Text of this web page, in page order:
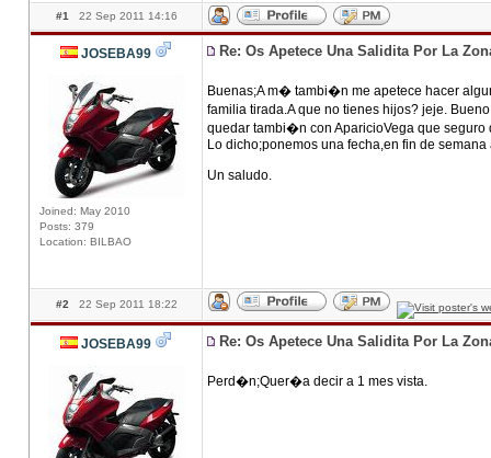
#1 22 Sep 2011 14:16
JOSEBA99
Joined: May 2010
Posts: 379
Location: BILBAO
Re: Os Apetece Una Salidita Por La
Buenas;A m� tambi�n me apetece hacer
familia tirada.A que no tienes hijos? jeje.
quedar tambi�n con AparicioVega que
Lo dicho;ponemos una fecha,en fin de
Un saludo.
#2 22 Sep 2011 18:22
JOSEBA99 Re: Os Apetece Una Salidita Por La
Perd�n;Quer�a decir a 1 mes vista.